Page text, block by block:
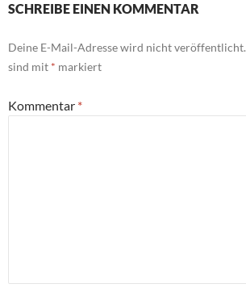
SCHREIBE EINEN KOMMENTAR
Deine E-Mail-Adresse wird nicht veröffentlicht.
sind mit * markiert
Kommentar *